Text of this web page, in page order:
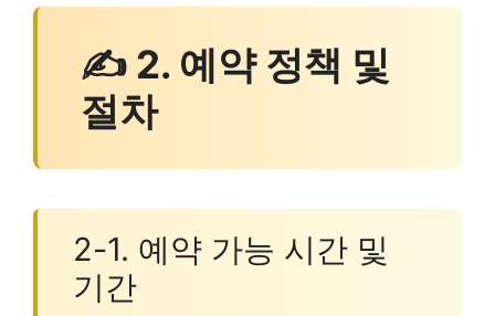
✍ 2. 예약 정책 및
절차
2-1. 예약 가능 시간 및
기간